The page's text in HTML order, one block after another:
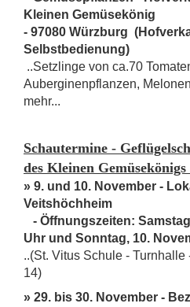
Kleinen Gemüsekönig
- 97080 Würzburg
Selbstbedienung)
..Setzlinge von ca.70
Auberginenpflanzen,
mehr...
Schautermine -
des Kleinen Gemüsekönigs
» 9. und 10. November -
Veitshöchheim
- Öffnungszeiten:
Uhr und Sonntag, 10.
..(St. Vitus Schule -
14)
» 29. bis 30. November -